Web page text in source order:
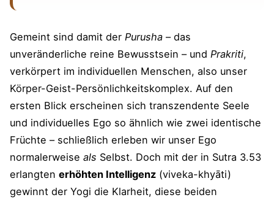
Gemeint sind damit der Purusha – das
unveränderliche reine Bewusstsein – und Prakriti,
verkörpert im individuellen Menschen, also unser
Körper-Geist-Persönlichkeitskomplex. Auf den
ersten Blick erscheinen sich transzendente Seele
und individuelles Ego so ähnlich wie zwei identische
Früchte – schließlich erleben wir unser Ego
normalerweise als Selbst. Doch mit der in Sutra 3.53
erlangten erhöhten Intelligenz (viveka-khyāti)
gewinnt der Yogi die Klarheit, diese beiden